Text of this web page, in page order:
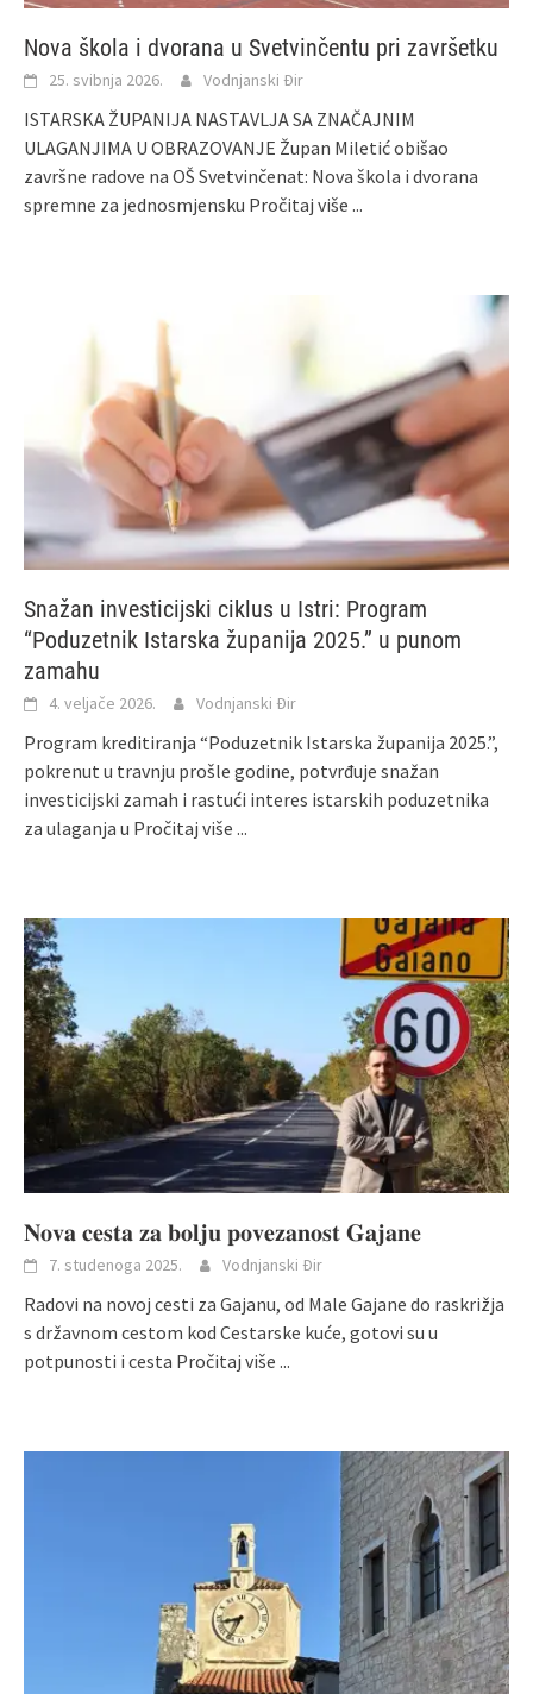
Nova škola i dvorana u Svetvinčentu pri završetku
25. svibnja 2026. Vodnjanski Đir
ISTARSKA ŽUPANIJA NASTAVLJA SA ZNAČAJNIM
ULAGANJIMA U OBRAZOVANJE Župan Miletić obišao
završne radove na OŠ Svetvinčenat: Nova škola i dvorana
spremne za jednosmjensku Pročitaj više ...
Snažan investicijski ciklus u Istri: Program
“Poduzetnik Istarska županija 2025.” u punom
zamahu
4. veljače 2026. Vodnjanski Đir
Program kreditiranja “Poduzetnik Istarska županija 2025.”,
pokrenut u travnju prošle godine, potvrđuje snažan
investicijski zamah i rastući interes istarskih poduzetnika
za ulaganja u Pročitaj više ...
𝐍𝐨𝐯𝐚 𝐜𝐞𝐬𝐭𝐚 𝐳𝐚 𝐛𝐨𝐥𝐣𝐮 𝐩𝐨𝐯𝐞𝐳𝐚𝐧𝐨𝐬𝐭 𝐆𝐚𝐣𝐚𝐧𝐞
7. studenoga 2025. Vodnjanski Đir
Radovi na novoj cesti za Gajanu, od Male Gajane do raskrižja
s državnom cestom kod Cestarske kuće, gotovi su u
potpunosti i cesta Pročitaj više ...